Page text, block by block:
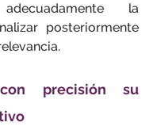
la
posteriormente
precisión su